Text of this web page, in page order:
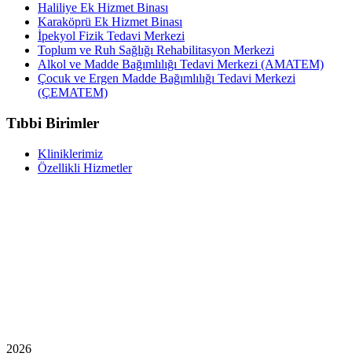
Haliliye Ek Hizmet Binası
Karaköprü Ek Hizmet Binası
İpekyol Fizik Tedavi Merkezi
Toplum ve Ruh Sağlığı Rehabilitasyon Merkezi
Alkol ve Madde Bağımlılığı Tedavi Merkezi (AMATEM)
Çocuk ve Ergen Madde Bağımlılığı Tedavi Merkezi
(ÇEMATEM)
Tıbbi Birimler
Kliniklerimiz
Özellikli Hizmetler
2026